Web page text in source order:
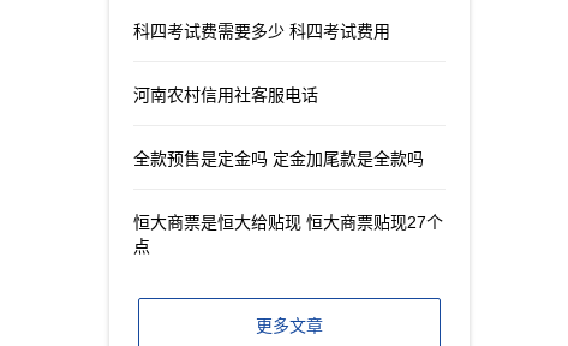
科四考试费需要多少 科四考试费用
河南农村信用社客服电话
全款预售是定金吗 定金加尾款是全款吗
恒大商票是恒大给贴现 恒大商票贴现27个
点
更多文章